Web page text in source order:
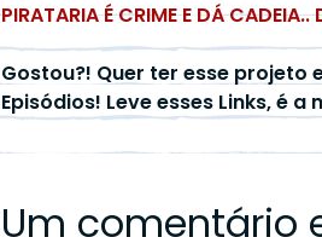
PIRATARIA É CRIME E DÁ
Gostou?! Quer ter esse projeto
Episódios! Leve esses Links, é
Um comentário